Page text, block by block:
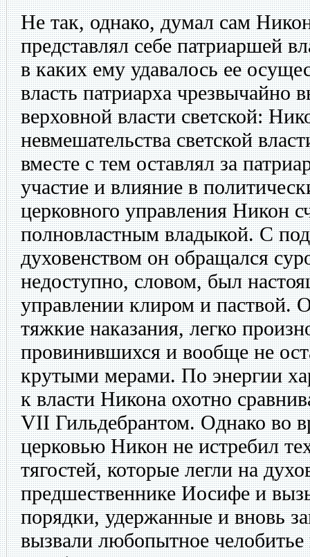
Не так, однако, думал сам
представлял себе патриаршей
в каких ему удавалось ее
власть патриарха чрезвычайно
верховной власти светской:
невмешательства светской
вместе с тем оставлял за
участие и влияние в
церковного управления Никон
полновластным владыкой. С
духовенством он обращался
недоступно, словом, был
управлении клиром и паствой.
тяжкие наказания, легко
провинившихся и вообще не
крутыми мерами. По энергии
к власти Никона охотно
VII Гильдебрантом. Однако во
церковью Никон не истребил
тягостей, которые легли на
предшественнике Иосифе и
порядки, удержанные и вновь
вызвали любопытное